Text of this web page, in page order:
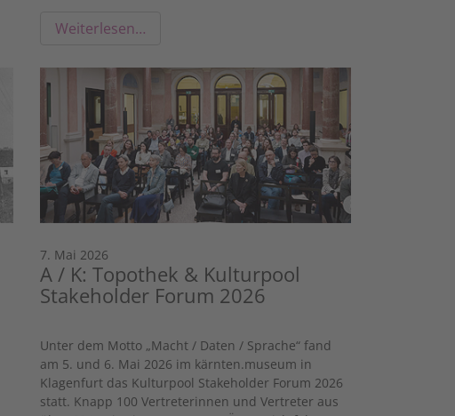
Weiterlesen…
7. Mai 2026
A / K: Topothek & Kulturpool
Stakeholder Forum 2026
Unter dem Motto „Macht / Daten / Sprache“ fand
am 5. und 6. Mai 2026 im kärnten.museum in
Klagenfurt das Kulturpool Stakeholder Forum 2026
statt. Knapp 100 Vertreterinnen und Vertreter aus